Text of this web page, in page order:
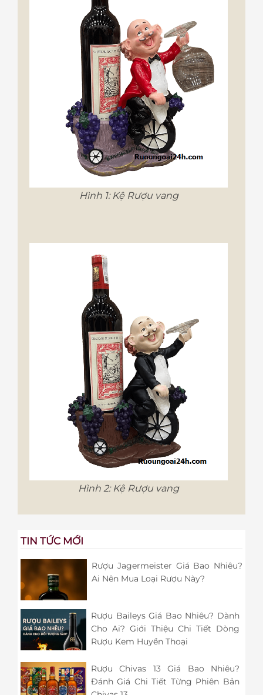
Hình 1: Kệ Rượu vang
Hình 2: Kệ Rượu vang
TIN TỨC MỚI
Rượu Jagermeister Giá Bao Nhiêu?
Ai Nên Mua Loại Rượu Này?
Rượu Baileys Giá Bao Nhiêu? Dành
Cho Ai? Giới Thiệu Chi Tiết Dòng
Rượu Kem Huyền Thoại
Rượu Chivas 13 Giá Bao Nhiêu?
Đánh Giá Chi Tiết Từng Phiên Bản